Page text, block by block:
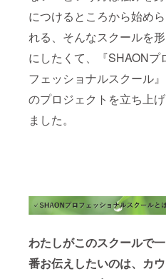
につけるところから始めら
れる、そんなスクールを形
にしたくて、『SHAONプ
フェッショナルスクール』
のプロジェクトを立ち上げ
ました。
わたしがこのスクールで一
番お伝えしたいのは、カウ